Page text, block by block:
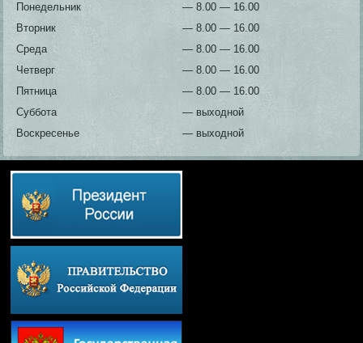
Понедельник
— 8.00 — 16.00
Вторник
— 8.00 — 16.00
Среда
— 8.00 — 16.00
Четверг
— 8.00 — 16.00
Пятница
— 8.00 — 16.00
Суббота
— выходной
Воскресенье
— выходной